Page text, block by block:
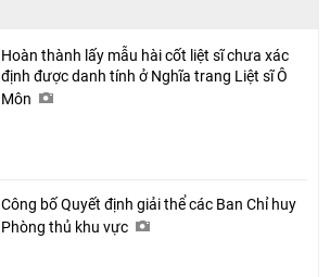
Hoàn thành lấy mẫu hài cốt liệt sĩ chưa xác
định được danh tính ở Nghĩa trang Liệt sĩ Ô
Môn
Công bố Quyết định giải thể các Ban Chỉ huy
Phòng thủ khu vực